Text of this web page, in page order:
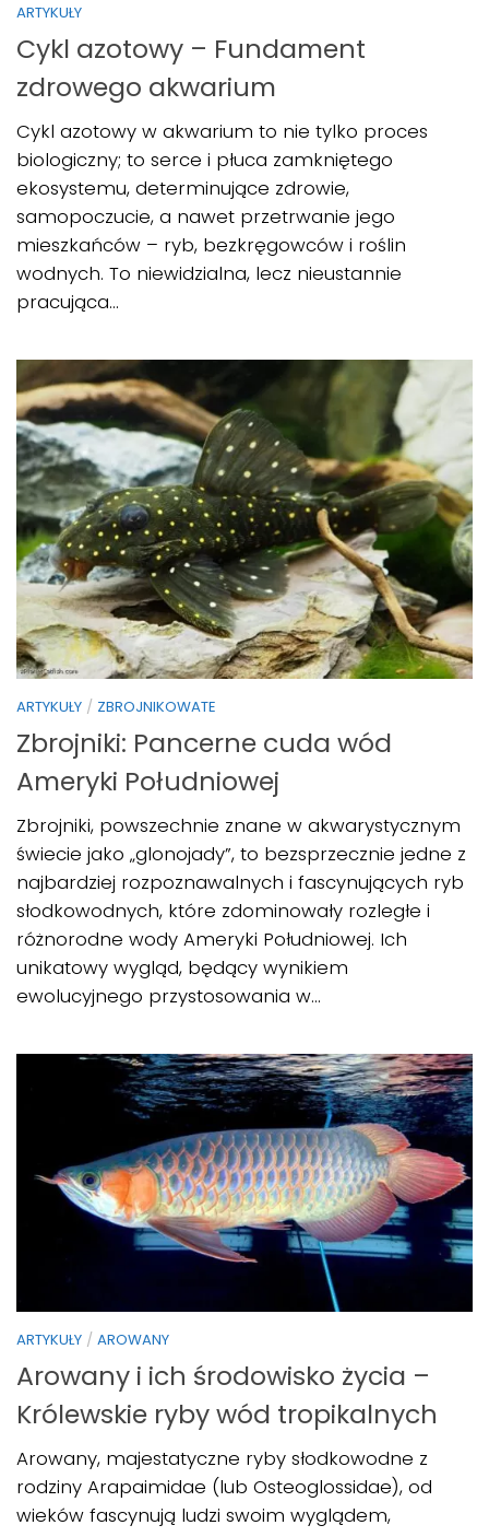
ARTYKUŁY
Cykl azotowy – Fundament
zdrowego akwarium
Cykl azotowy w akwarium to nie tylko proces
biologiczny; to serce i płuca zamkniętego
ekosystemu, determinujące zdrowie,
samopoczucie, a nawet przetrwanie jego
mieszkańców – ryb, bezkręgowców i roślin
wodnych. To niewidzialna, lecz nieustannie
pracująca...
ARTYKUŁY / ZBROJNIKOWATE
Zbrojniki: Pancerne cuda wód
Ameryki Południowej
Zbrojniki, powszechnie znane w akwarystycznym
świecie jako „glonojady”, to bezsprzecznie jedne z
najbardziej rozpoznawalnych i fascynujących ryb
słodkowodnych, które zdominowały rozległe i
różnorodne wody Ameryki Południowej. Ich
unikatowy wygląd, będący wynikiem
ewolucyjnego przystosowania w...
ARTYKUŁY / AROWANY
Arowany i ich środowisko życia –
Królewskie ryby wód tropikalnych
Arowany, majestatyczne ryby słodkowodne z
rodziny Arapaimidae (lub Osteoglossidae), od
wieków fascynują ludzi swoim wyglądem,